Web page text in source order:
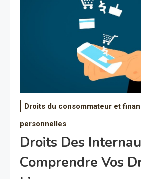
Droits du consommateur et
personnelles
Droits Des
Comprendre Vos